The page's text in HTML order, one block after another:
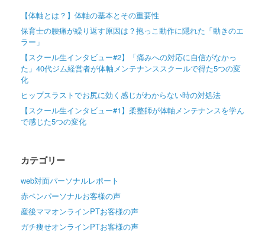
【体軸とは？】体軸の基本とその重要性
保育士の腰痛が繰り返す原因は？抱っこ動作に隠れた「動きのエ
ラー」
【スクール生インタビュー#2】「痛みへの対応に自信がなかっ
た」40代ジム経営者が体軸メンテナンススクールで得た5つの変
化
ヒップスラストでお尻に効く感じがわからない時の対処法
【スクール生インタビュー#1】柔整師が体軸メンテナンスを学ん
で感じた5つの変化
カテゴリー
web対面パーソナルレポート
赤ペンパーソナルお客様の声
産後ママオンラインPTお客様の声
ガチ痩せオンラインPTお客様の声